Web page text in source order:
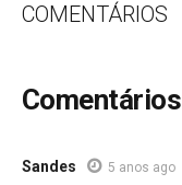
COMENTÁRIOS
Comentários
Sandes 5 anos ago